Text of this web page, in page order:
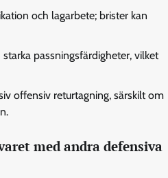
och lagarbete; brister kan
passningsfärdigheter, vilket
offensiv returtagning, särskilt om
med andra defensiva